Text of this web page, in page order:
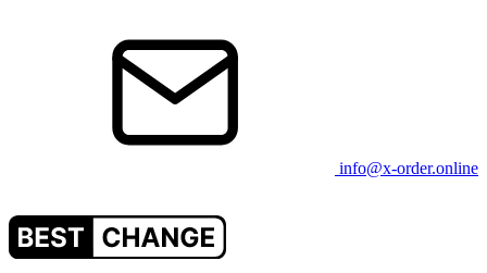
info@x-order.online